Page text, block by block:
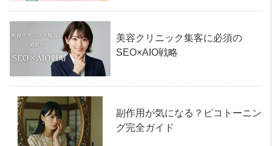
美容クリニック集客に必須の
SEO×AIO戦略
副作用が気になる？ピコトーニン
グ完全ガイド